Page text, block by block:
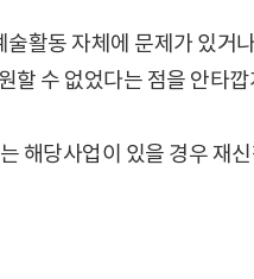
활동 자체에 문제가 있
수 없었다는 점을 안타
해당사업이 있을 경우 재신